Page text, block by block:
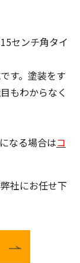
センチ角タイ
す。塗装をす
もわからなく
なる場合はコ
社にお任せ下